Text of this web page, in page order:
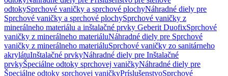
odtokySprchové vaničky a sprchové plochyNáhradné diely pre
Sprchové vaničky a sprchové plochySprchové vaničky z
minerálneho materiálu a inštalačné prvky Geberit DuofixSprchové
vaničky z minerálneho materiáluNáhradné diely pre Sprchové
vaničky z minerálneho materiáluSprchové vaničky zo sanitárneho
akrylátuInštalačné prvkyNáhradné diely pre Inštalačné
prvkyŠpeciálne odtoky sprchovej vaničkyNáhradné diely pre
Špeciálne odtoky sprchovej vaničkyPríslušenstvoSprchové